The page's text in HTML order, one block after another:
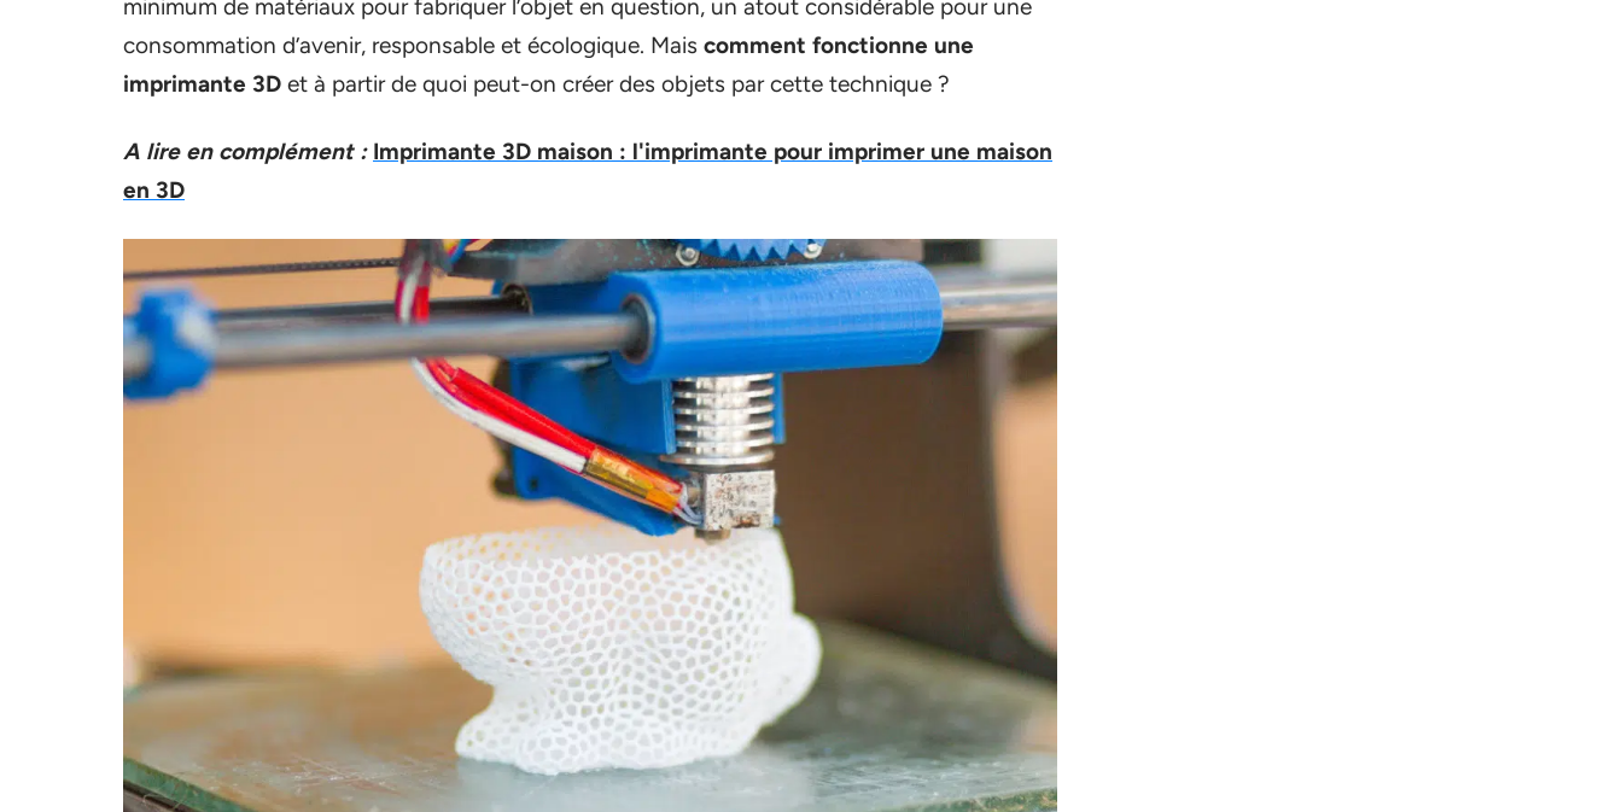
minimum de matériaux pour fabriquer l’objet en question, un atout considérable pour une
consommation d’avenir, responsable et écologique. Mais comment fonctionne une
imprimante 3D et à partir de quoi peut-on créer des objets par cette technique ?
A lire en complément : Imprimante 3D maison : l'imprimante pour imprimer une maison
en 3D